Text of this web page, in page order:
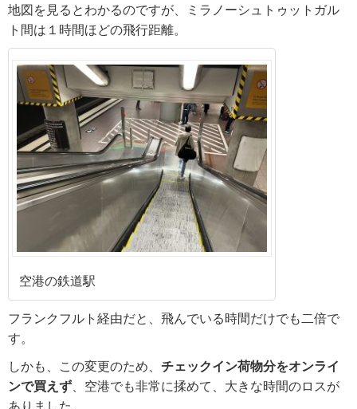
地図を見るとわかるのですが、ミラノーシュトゥットガル
ト間は１時間ほどの飛行距離。
空港の鉄道駅
フランクフルト経由だと、飛んでいる時間だけでも二倍で
す。
しかも、この変更のため、 チェックイン荷物分をオンライ
ンで買えず、空港でも非常に揉めて、大きな時間のロスが